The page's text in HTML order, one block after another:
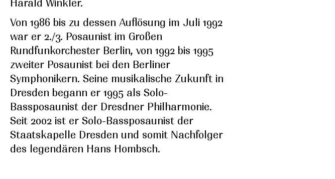
Von 1986 bis zu dessen Auflösung im Juli 1992
war er 2./3. Posaunist im Großen
Rundfunkorchester Berlin, von 1992 bis 1995
zweiter Posaunist bei den Berliner
Symphonikern. Seine musikalische Zukunft in
Dresden begann er 1995 als Solo-
Bassposaunist der Dresdner Philharmonie.
Seit 2002 ist er Solo-Bassposaunist der
Staatskapelle Dresden und somit Nachfolger
des legendären Hans Hombsch.